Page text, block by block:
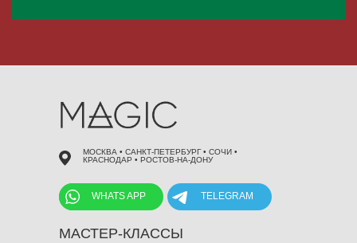
TELEGRAM
МАСТЕР-КЛАССЫ
WHATS APP
МОСКВА • САНКТ-ПЕТЕРБУРГ • СОЧИ •
КРАСНОДАР • РОСТОВ-НА-ДОНУ